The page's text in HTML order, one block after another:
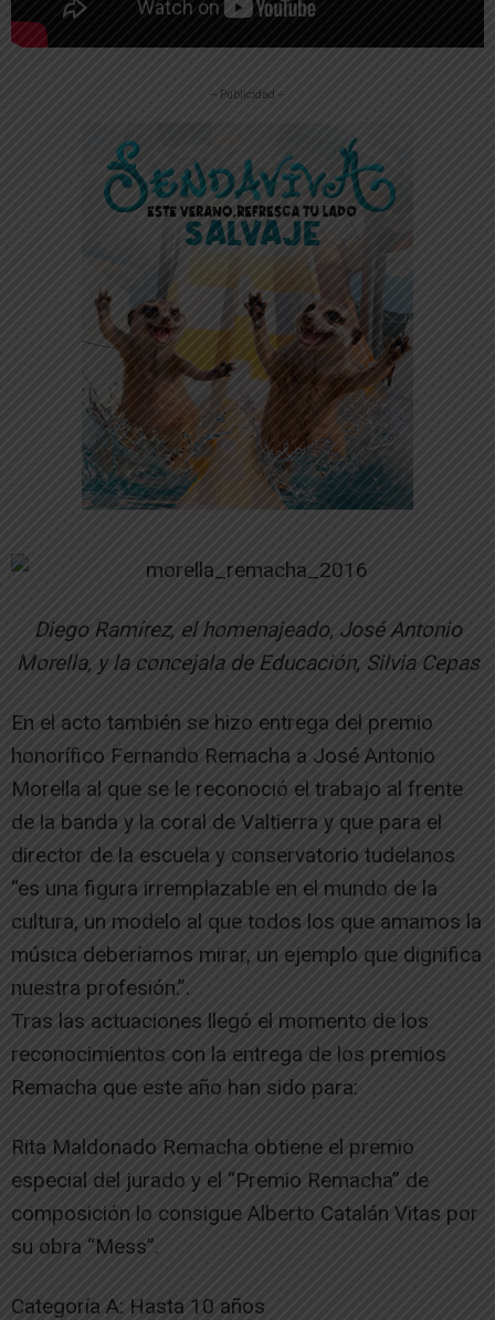
-- Publicidad --
Diego Ramírez, el homenajeado, José Antonio
Morella, y la concejala de Educación, Silvia Cepas
En el acto también se hizo entrega del premio
honorífico Fernando Remacha a José Antonio
Morella al que se le reconoció el trabajo al frente
de la banda y la coral de Valtierra y que para el
director de la escuela y conservatorio tudelanos
“es una figura irremplazable en el mundo de la
cultura, un modelo al que todos los que amamos la
música deberíamos mirar, un ejemplo que dignifica
nuestra profesión.”.
Tras las actuaciones llegó el momento de los
reconocimientos con la entrega de los premios
Remacha que este año han sido para:
Rita Maldonado Remacha obtiene el premio
especial del jurado y el “Premio Remacha” de
composición lo consigue Alberto Catalán Vitas por
su obra “Mess”.
Categoría A: Hasta 10 años